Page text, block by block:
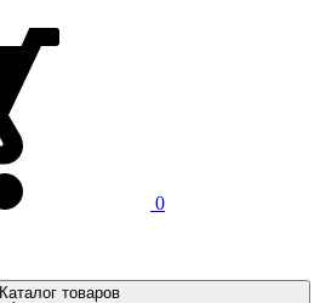
0
Каталог товаров